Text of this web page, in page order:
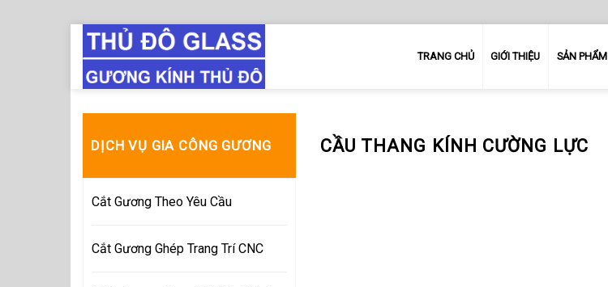
Skip
content
TRANG CHỦ GIỚI THIỆU SẢN PHẨM
CẦU THANG KÍNH CƯỜNG LỰC
DỊCH VỤ GIA CÔNG GƯƠNG
Cắt Gương Theo Yêu Cầu
Cắt Gương Ghép Trang Trí CNC